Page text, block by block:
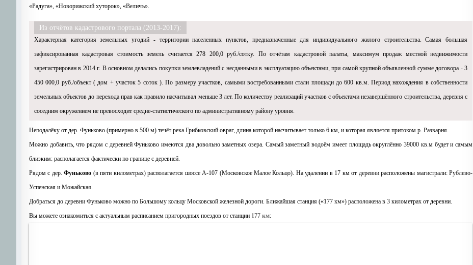
«Радуга», «Новорижский хуторок», «Величъ».
Из отчётов кадастрового портала (2013-2017):
Характерная категория земельных угодий - территории населенных пунктов, предназначенные для индивидуального жилого строительства. Самая большая
зафиксированная кадастровая стоимость земель считается 278 200,0 руб./сотку. По отчётам кадастровой палаты, максимум продаж местной недвижимости
зарегистрирован в 2014 г. В основном делались покупки землевладений c несданными в эксплуатацию объектами, при самой крупной объявленной сумме договора - 3
450 000,0 руб./объект ( дом + участок 5 соток ). По размеру участков, самыми востребованными стали площади до 600 кв.м. Период нахождения в собственности
земельных объектов до перехода прав как правило насчитывал меньше 3 лет. По количеству реализаций участков c объектами незавершённого строительства, деревня с
соседним окружением не превосходит средне-статистического по административному району уровня.
Неподалёку от дер. Фуньково (примерно в 500 м) течёт река Грибковский овраг, длина которой насчитывает только 6 км, и которая является притоком р. Разварня.
Можно добавить, что рядом с деревней Фуньково имеются два довольно заметных озера. Самый заметный водоём имеет площадь округлённо 39000 кв.м будет и самым
близким: располагается фактически по границе с деревней.
Рядом с дер.Фуньково (в пяти километрах) располагается шоссе A-107 (Московское Малое Кольцо). На удалении в 17 км от деревни расположены магистрали: Рублево-
Успенская и Можайская.
Добраться до деревни Фуньково можно по Большому кольцу Московской железной дороги. Ближайшая станция («177 км») расположена в 3 километрах от деревни.
Вы можете ознакомиться с актуальным расписанием пригородных поездов от станции 177 км: